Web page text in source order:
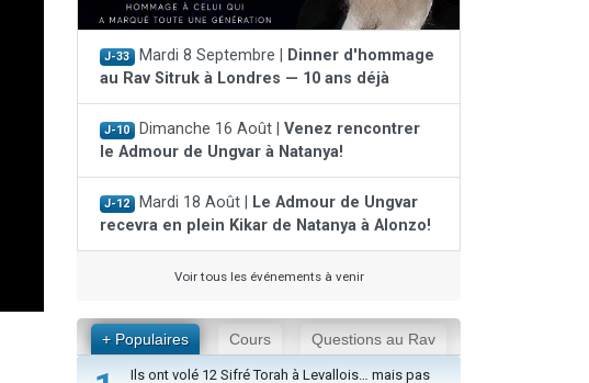
J-33 Mardi 8 Septembre |
Dinner d'hommage
au Rav Sitruk à Londres — 10 ans déjà
J-10 Dimanche 16 Août | Venez rencontrer
le Admour de Ungvar à Natanya!
J-12 Mardi 18 Août |
Le Admour de Ungvar
recevra en plein Kikar de Natanya à Alonzo!
Voir tous les événements à venir
+ Populaires Cours Questions au Rav
Ils ont volé 12 Sifré Torah à Levallois… mais pas